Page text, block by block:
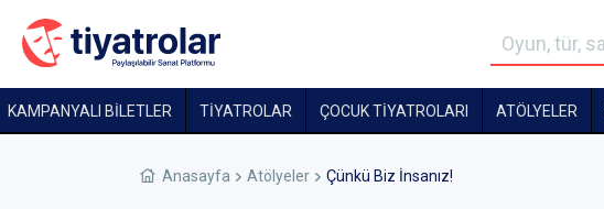
KAMPANYALI BİLETLER TİYATROLAR ÇOCUK TIYATROLARI ATÖLYELER
Anasayfa Atölyeler Çünkü Biz İnsanız!